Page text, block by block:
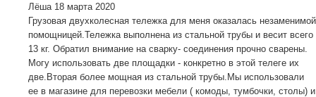
Лёша 18 марта 2020
Грузовая двухколесная тележка для меня оказалась незаменимой
помощницей.Тележка выполнена из стальной трубы и весит всего
13 кг. Обратил внимание на сварку- соединения прочно сварены.
Могу использовать две площадки - конкретно в этой телеге их
две.Вторая более мощная из стальной трубы.Мы использовали
ее в магазине для перевозки мебели ( комоды, тумбочки, столы) и